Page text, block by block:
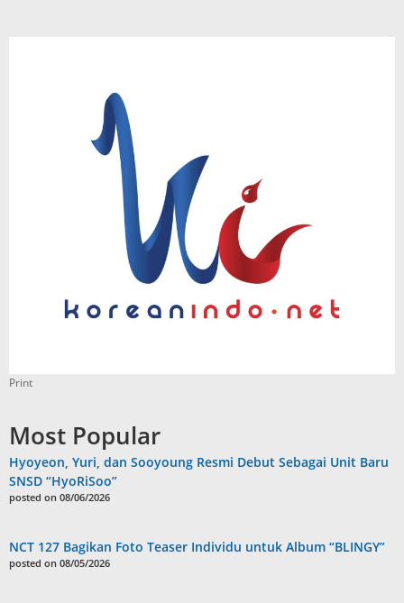
Print
Most Popular
Hyoyeon, Yuri, dan Sooyoung Resmi Debut Sebagai Unit Baru
SNSD “HyoRiSoo”
posted on 08/06/2026
NCT 127 Bagikan Foto Teaser Individu untuk Album “BLINGY”
posted on 08/05/2026